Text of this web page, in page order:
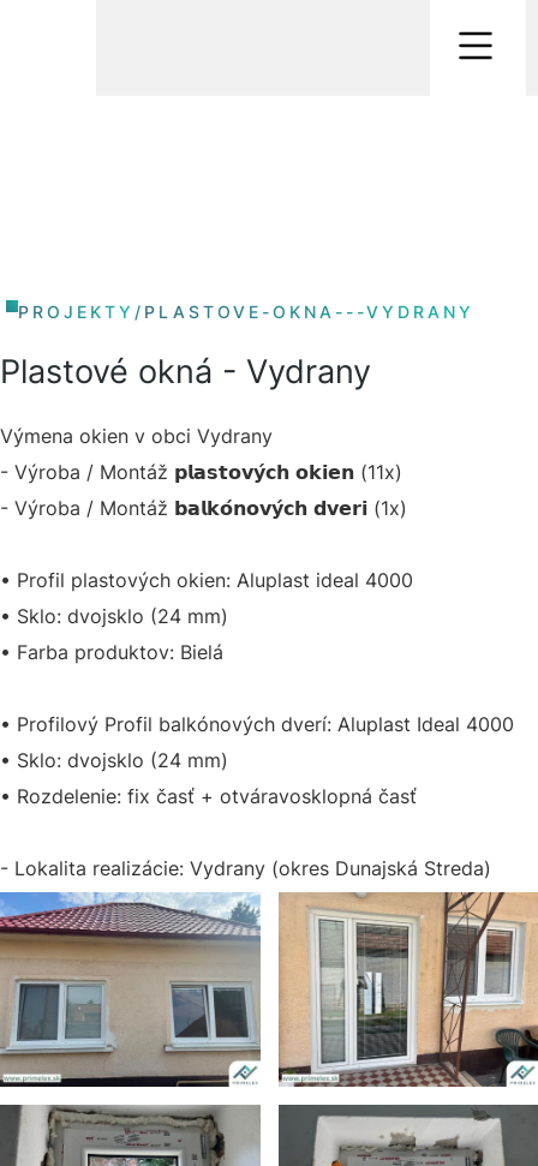
PROJEKTY / PLASTOVE-OKNA---VYDRANY
Plastové okná - Vydrany
Výmena okien v obci Vydrany
- Výroba / Montáž 𝗽𝗹𝗮𝘀𝘁𝗼𝘃𝘆́𝗰𝗵 𝗼𝗸𝗶𝗲𝗻 (11x)
- Výroba / Montáž 𝗯𝗮𝗹𝗸𝗼́𝗻𝗼𝘃𝘆́𝗰𝗵 𝗱𝘃𝗲𝗿𝗶 (1x)
• Profil plastových okien: Aluplast ideal 4000
• Sklo: dvojsklo (24 mm)
• Farba produktov: Bielá
• Profilový Profil balkónových dverí: Aluplast Ideal 4000
• Sklo: dvojsklo (24 mm)
• Rozdelenie: fix časť + otváravosklopná časť
- Lokalita realizácie: Vydrany (okres Dunajská Streda)